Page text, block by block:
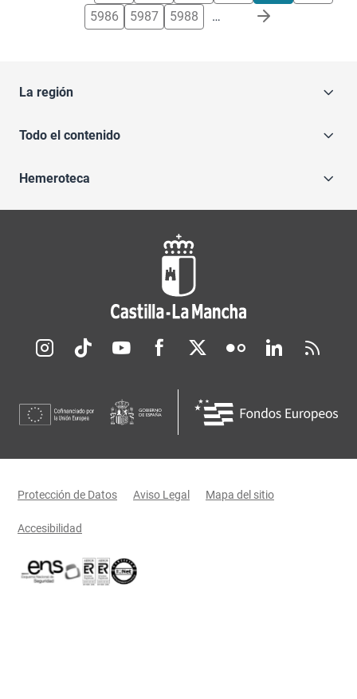
5986
5987 5988 …
La región
Todo el contenido
Hemeroteca
Redes sociales JCCM
Menú legal
Protección de Datos Aviso Legal Mapa del sitio
Accesibilidad